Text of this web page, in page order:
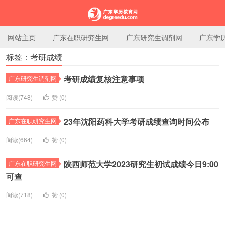
广东学历教育网
网站主页 广东在职研究生网 广东研究生调剂网 广东学
标签：考研成绩
广东研究生调剂网 考研成绩复核注意事项
阅读(748) 赞 (0)
广东在职研究生网 23年沈阳药科大学考研成绩查询时间公布
阅读(664) 赞 (0)
广东在职研究生网
陕西师范大学2023研究生初试成绩今日9:00
可查
阅读(718) 赞 (0)